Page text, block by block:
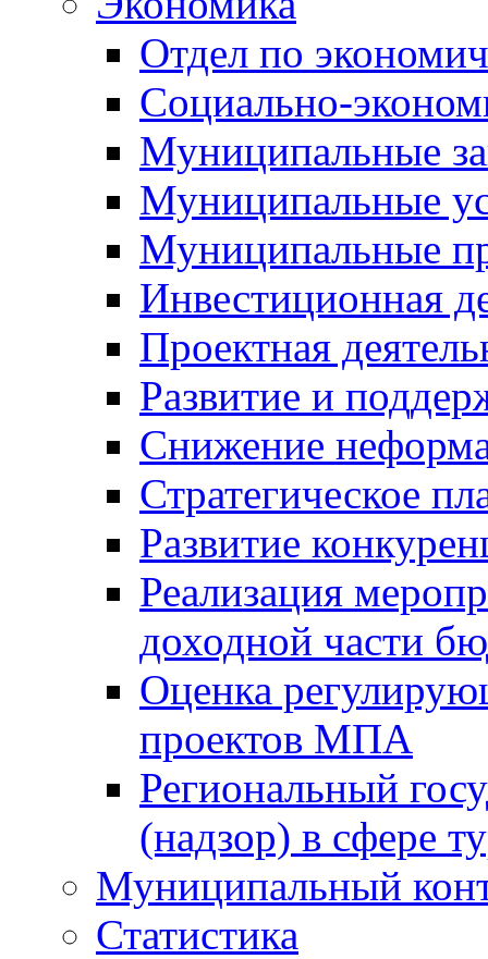
Отдел по
Социально-
Муниципальные
Муниципальные
Муниципальные
Инвестиционная
Проектная
Развитие и
Снижение
Стратегическое
Развитие
Реализация
доходной части
Оценка
проектов МПА
Региональный
(надзор) в сфере
Муниципальный
Статистика